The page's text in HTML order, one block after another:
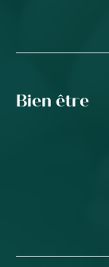
Bien être